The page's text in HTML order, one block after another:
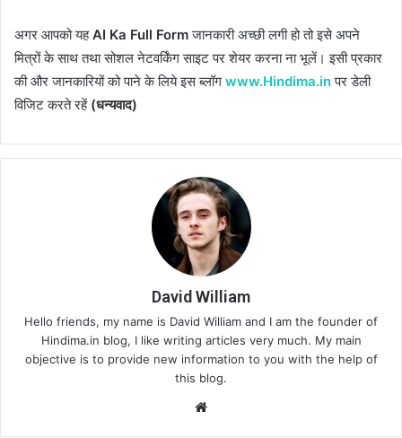
अगर आपको यहAI Ka Full Formजानकारी अच्छी लगी हो तो इसे अपने
मित्रों के साथ तथा सोशल नेटवर्किंग साइट पर शेयर करना ना भूलें। इसी प्रकार
की और जानकारियों को पाने के लिये इस ब्लॉग www.Hindima.inपर डेली
विजिट करते रहें (धन्यवाद)
David William
Hello friends, my name is David William and I am the founder of
Hindima.in blog, I like writing articles very much. My main
objective is to provide new information to you with the help of
this blog.